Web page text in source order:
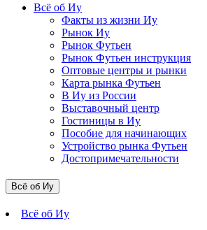
Всё об Иу
Факты из жизни Иу
Рынок Иу
Рынок Футьен
Рынок Футьен инструкция
Оптовые центры и рынки
Карта рынка Футьен
В Иу из России
Выставочный центр
Гостиницы в Иу
Пособие для начинающих
Устройство рынка Футьен
Достопримечательности
Всё об Иу
Всё об Иу